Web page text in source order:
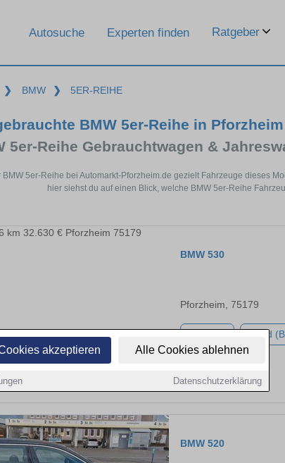
akzeptieren Alle Cookies ablehnen
Datenschutzerklärung
Autosuche Experten finden Ratgeber
❯ BMW ❯ 5ER-REIHE
BMW 5er-Reihe in
5er-Reihe Gebrauchtwagen &
BMW 5er-Reihe bei Automarkt-Pforzheim.de gezielt Fahrzeuge dieses
hier siehst du auf einen Blick, welche BMW 5er-Reihe
BMW 530
Pforzheim, 75179
Hybrid
BMW 520